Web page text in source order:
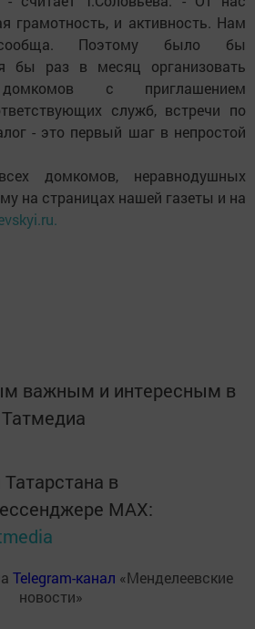
грамотность, и активность. Нам
Поэтому было бы
бы раз в месяц организовать
с приглашением
служб, встречи по
- это первый шаг в непростой
домкомов, неравнодушных
на страницах нашей газеты и на
важным и интересным в
Татмедиа
в
MАХ:
Telegram-канал «Менделеевские
новости»